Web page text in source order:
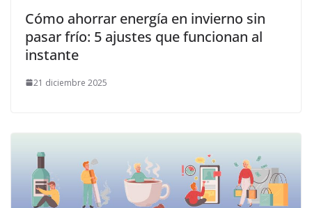
Cómo ahorrar energía en invierno sin
pasar frío: 5 ajustes que funcionan al
instante
21 diciembre 2025